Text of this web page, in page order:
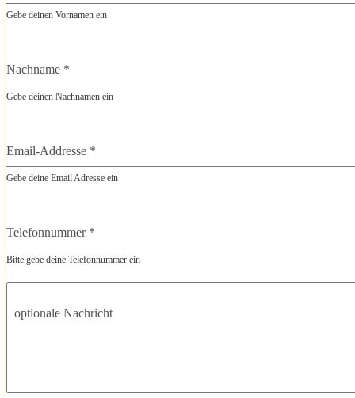
Gebe deinen Vornamen ein
Nachname *
Gebe deinen Nachnamen ein
Email-Addresse *
Gebe deine Email Adresse ein
Telefonnummer *
Bitte gebe deine Telefonnummer ein
optionale Nachricht